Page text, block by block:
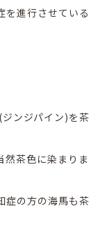
を進行させている
ンジパイン)を茶
茶色に染まりま
症の方の海馬も茶